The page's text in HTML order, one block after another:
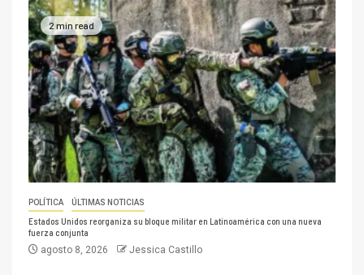
2 min read
POLÍTICA ÚLTIMAS NOTICIAS
Estados Unidos reorganiza su bloque militar en Latinoamérica con una nueva
fuerza conjunta
agosto 8, 2026 Jessica Castillo